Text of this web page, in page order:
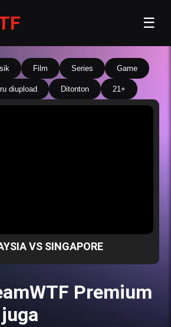
☰
Film Series Game
diupload Ditonton 21+
VS SINGAPORE
Premium